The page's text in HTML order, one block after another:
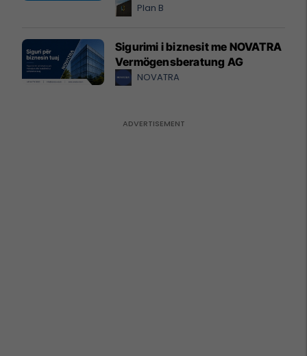
Plan B
Sigurimi i biznesit me NOVATRA
Vermögensberatung AG
NOVATRA